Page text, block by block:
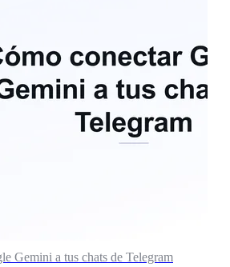
Gemini a tus chats de Telegram